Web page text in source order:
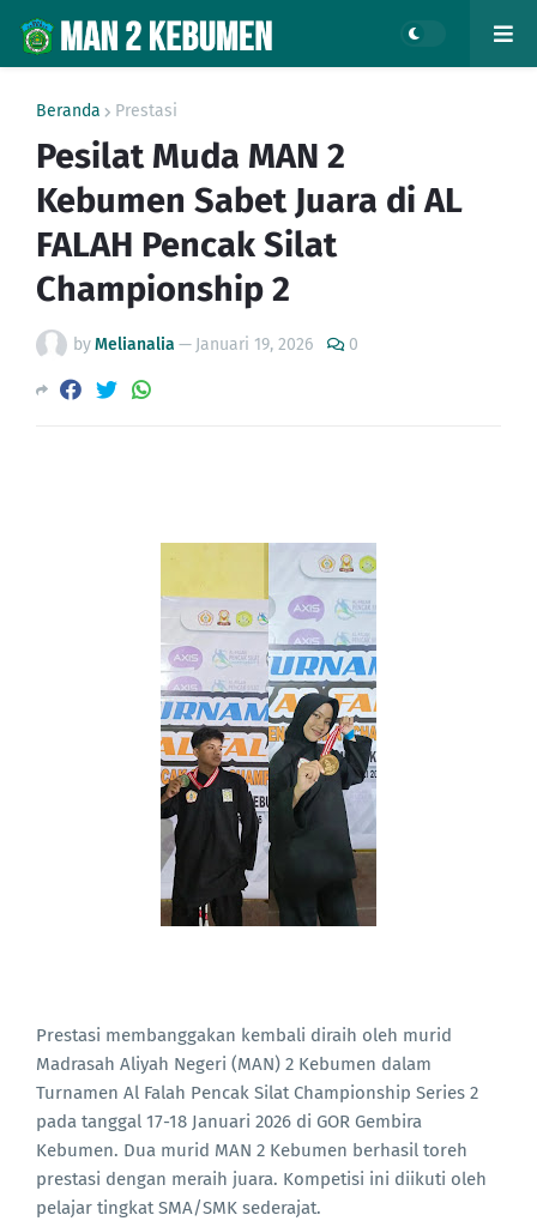
Beranda Prestasi
Pesilat Muda MAN 2
Kebumen Sabet Juara di AL
FALAH Pencak Silat
Championship 2
byMelianalia — Januari 19, 2026 0
Prestasi membanggakan kembali diraih oleh murid
Madrasah Aliyah Negeri (MAN) 2 Kebumen dalam
Turnamen Al Falah Pencak Silat Championship Series 2
pada tanggal 17-18 Januari 2026 di GOR Gembira
Kebumen. Dua murid MAN 2 Kebumen berhasil toreh
prestasi dengan meraih juara. Kompetisi ini diikuti oleh
pelajar tingkat SMA/SMK sederajat.